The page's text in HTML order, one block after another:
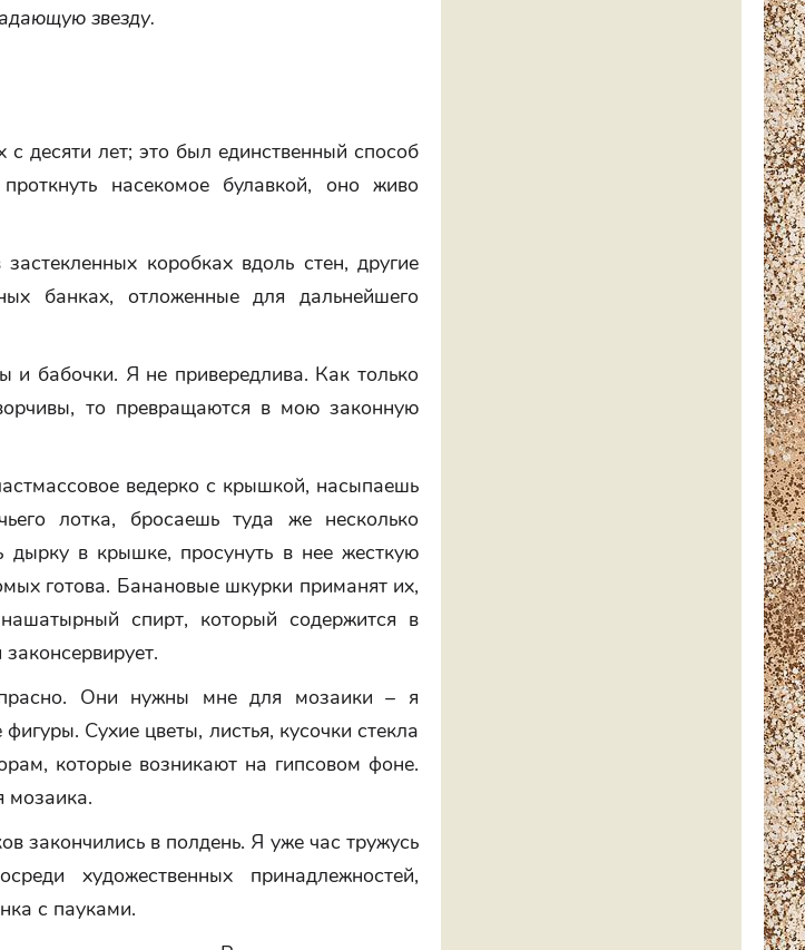
звезду.
десяти лет; это был единственный способ
насекомое булавкой, оно живо
коробках вдоль стен, другие
банках, отложенные для дальнейшего
и бабочки. Я не привередлива. Как только
то превращаются в мою законную
ведерко с крышкой, насыпаешь
лотка, бросаешь туда же несколько
дырку в крышке, просунуть в нее жесткую
готова. Банановые шкурки приманят их,
спирт, который содержится в
Они нужны мне для мозаики – я
Сухие цветы, листья, кусочки стекла
которые возникают на гипсовом фоне.
мозаика.
закончились в полдень. Я уже час тружусь
художественных принадлежностей,
с пауками.